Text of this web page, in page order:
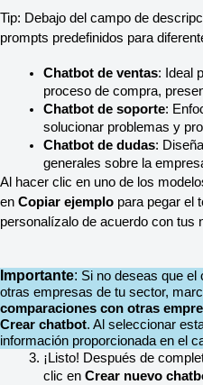
Tip: Debajo del campo de
prompts predefinidos para
Chatbot de ventas: Ideal
proceso de compra,
Chatbot de soporte:
solucionar problemas y
Chatbot de dudas:
generales sobre la
Al hacer clic en uno de los
en Copiar ejemplo para pegar el
personalízalo de acuerdo con tus
Importante: Si no deseas que el
otras empresas de tu sector,
comparaciones con otras
Crear chatbot. Al seleccionar
información proporcionada en el
¡Listo! Después de
clic en Crear nuevo